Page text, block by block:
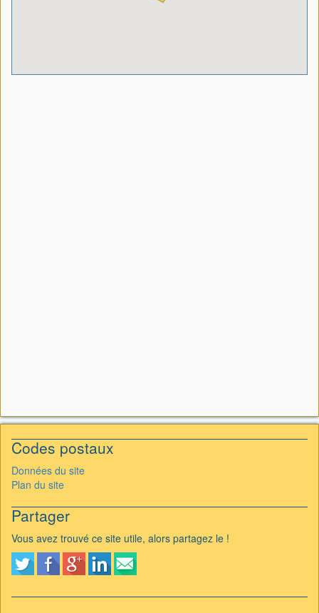
Codes postaux
Données du site
Plan du site
Partager
Vous avez trouvé ce site utile, alors partagez le !